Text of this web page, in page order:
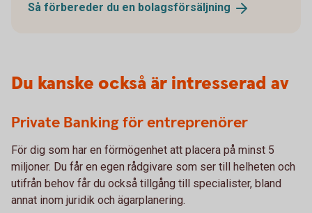
Så förbereder du en bolagsförsäljning
Du kanske också är intresserad av
Private Banking för entreprenörer
För dig som har en förmögenhet att placera på minst 5
miljoner. Du får en egen rådgivare som ser till helheten och
utifrån behov får du också tillgång till specialister, bland
annat inom juridik och ägarplanering.